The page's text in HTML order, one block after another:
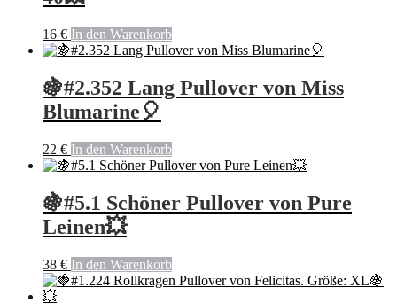
16 € In den Warenkorb
🍇#2.352 Lang Pullover von Miss
Blumarine🎈
22 € In den Warenkorb
🍇#5.1 Schöner Pullover von Pure
Leinen💥
38 € In den Warenkorb